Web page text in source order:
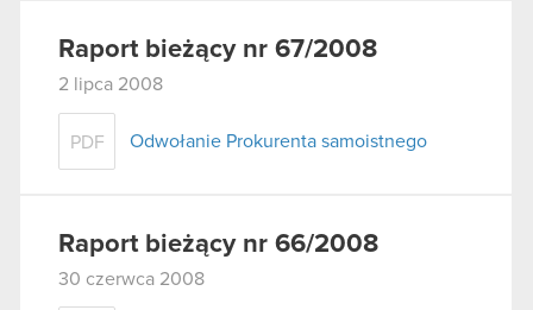
Raport bieżący nr 67/2008
2 lipca 2008
PDF Odwołanie Prokurenta samoistnego
Raport bieżący nr 66/2008
30 czerwca 2008